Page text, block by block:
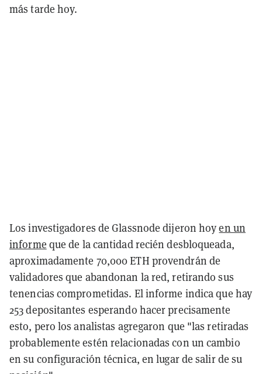
más tarde hoy.
Los investigadores de Glassnode dijeron hoyen un
informe que de la cantidad recién desbloqueada,
aproximadamente 70,000 ETH provendrán de
validadores que abandonan la red, retirando sus
tenencias comprometidas. El informe indica que hay
253 depositantes esperando hacer precisamente
esto, pero los analistas agregaron que "las retiradas
probablemente estén relacionadas con un cambio
en su configuración técnica, en lugar de salir de su